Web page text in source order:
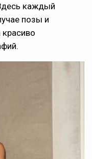
каждый
позы и
красиво